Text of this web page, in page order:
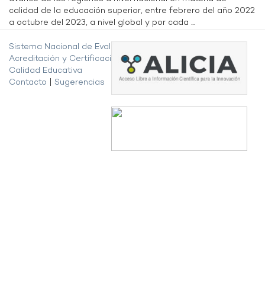
calidad de la educación superior, entre febrero del año 2022
a octubre del 2023, a nivel global y por cada ...
Sistema Nacional de Evaluación,
Acreditación y Certificación de la
Calidad Educativa
Contacto
Sugerencias